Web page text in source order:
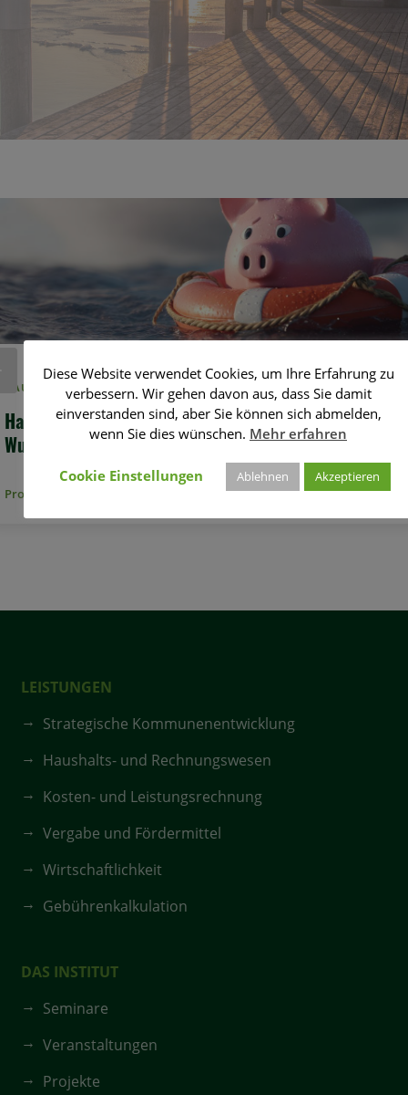
HAUSHALTSKONSOLIDIERUNG
Haushaltskonsolidierung in der Stadt Königs
Wusterhausen
Projekteinblick lesen
LEISTUNGEN
Strategische Kommunenentwicklung
Haushalts- und Rechnungswesen
Kosten- und Leistungsrechnung
Vergabe und Fördermittel
Wirtschaftlichkeit
Gebührenkalkulation
DAS INSTITUT
Seminare
Veranstaltungen
Projekte
Diese Website verwendet Cookies, um Ihre Erfahrung zu
verbessern. Wir gehen davon aus, dass Sie damit
einverstanden sind, aber Sie können sich abmelden,
wenn Sie dies wünschen. Mehr erfahren
Cookie Einstellungen Ablehnen Akzeptieren